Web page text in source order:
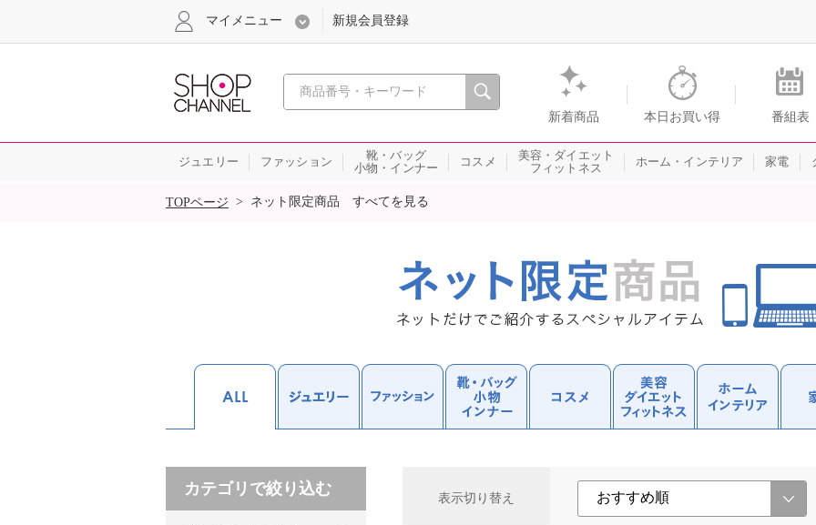
心おどる、瞬間を。通販・テレビショッピングのショップチャンネル
新着商品 本日お買い得 番組表
マイメニュー 新規会員登録
ジュエリー ファッション
靴・バッグ
小物・インナー
コスメ
美容・ダイエット
フィットネス
ホーム・インテリア 家電
SALE
TOPページ > ネット限定商品 すべてを見る
表示切り替え
カテゴリで絞り込む